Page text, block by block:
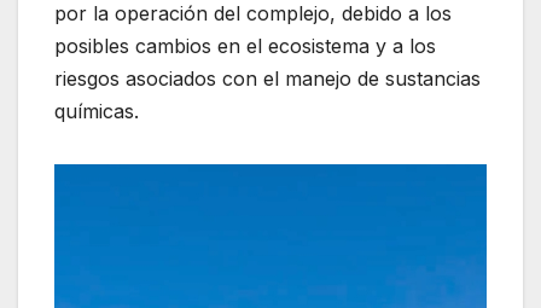
por la operación del complejo, debido a los
posibles cambios en el ecosistema y a los
riesgos asociados con el manejo de sustancias
químicas.